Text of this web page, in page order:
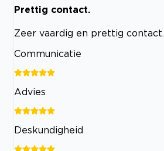
Prettig contact.
Zeer vaardig en prettig contact.
Communicatie
Advies
Deskundigheid